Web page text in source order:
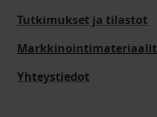
Tutkimukset ja tilastot
Markkinointimateriaalit
Yhteystiedot